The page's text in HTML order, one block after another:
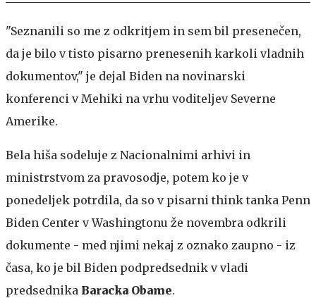
"Seznanili so me z odkritjem in sem bil presenečen,
da je bilo v tisto pisarno prenesenih karkoli vladnih
dokumentov," je dejal Biden na novinarski
konferenci v Mehiki na vrhu voditeljev Severne
Amerike.
Bela hiša sodeluje z Nacionalnimi arhivi in
ministrstvom za pravosodje, potem ko je v
ponedeljek potrdila, da so v pisarni think tanka Penn
Biden Center v Washingtonu že novembra odkrili
dokumente - med njimi nekaj z oznako zaupno - iz
časa, ko je bil Biden podpredsednik v vladi
predsednika Baracka Obame.